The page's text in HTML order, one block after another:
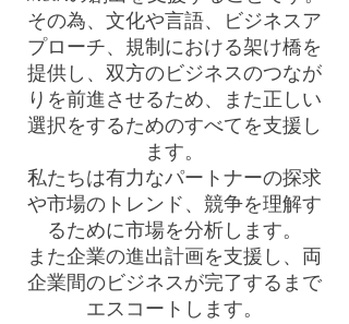
その為、文化や言語、ビジネスア
プローチ、規制における架け橋を
提供し、双方のビジネスのつなが
りを前進させるため、また正しい
選択をするためのすべてを支援し
ます。
私たちは有力なパートナーの探求
や市場のトレンド、競争を理解す
るために市場を分析します。
また企業の進出計画を支援し、両
企業間のビジネスが完了するまで
エスコートします。